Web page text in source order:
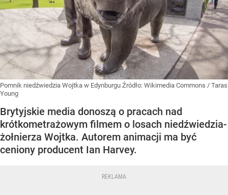
Pomnik niedźwiedzia Wojtka w Edynburgu Źródło: Wikimedia Commons / Taras
Young
Brytyjskie media donoszą o pracach nad
krótkometrażowym filmem o losach niedźwiedzia-
żołnierza Wojtka. Autorem animacji ma być
ceniony producent Ian Harvey.